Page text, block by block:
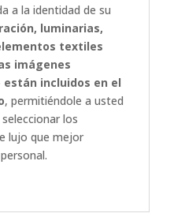
a la identidad de su
luminarias,
textiles
imágenes
incluidos en el
, permitiéndole a usted
los
lujo que mejor